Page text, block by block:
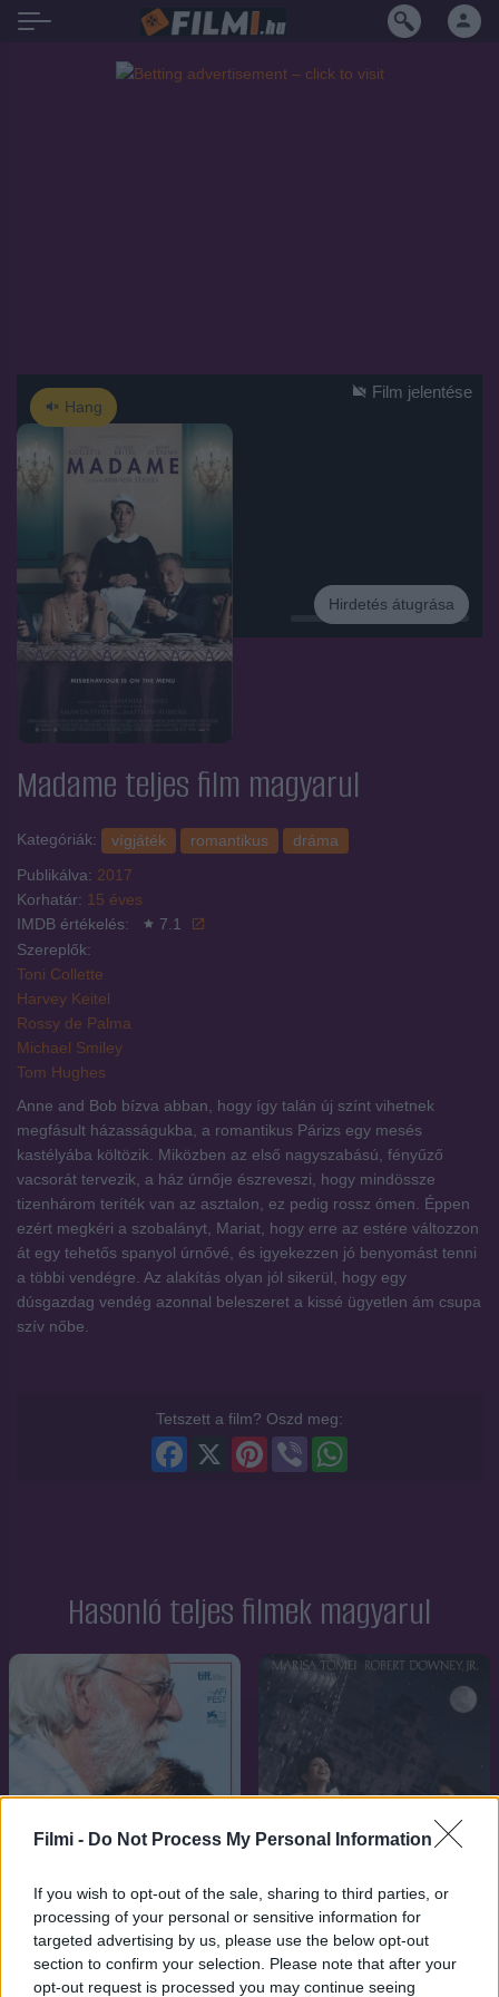
Filmi - Do Not Process My Personal Information
If you wish to opt-out of the sale, sharing to third parties, or
processing of your personal or sensitive information for
targeted advertising by us, please use the below opt-out
section to confirm your selection. Please note that after your
opt-out request is processed you may continue seeing
Hang
Hirdetés
Hirdetés átugrása
Film jelentése
Madame teljes film magyarul
Kategóriák: vígjáték romantikus
dráma
Publikálva: 2017
Korhatár: 15 éves
IMDB értékelés:
7.1
Szereplők:
Toni Collette
Harvey Keitel
Rossy de Palma
Michael Smiley
Tom Hughes
Anne and Bob bízva abban, hogy így talán új színt vihetnek
megfásult házasságukba, a romantikus Párizs egy mesés
kastélyába költözik. Miközben az első nagyszabású, fényűző
vacsorát tervezik, a ház úrnője észreveszi, hogy mindössze
tizenhárom teríték van az asztalon, ez pedig rossz ómen. Éppen
ezért megkéri a szobalányt, Mariat, hogy erre az estére változzon
át egy tehetős spanyol úrnővé, és igyekezzen jó benyomást tenni
a többi vendégre. Az alakítás olyan jól sikerül, hogy egy
dúsgazdag vendég azonnal beleszeret a kissé ügyetlen ám csupa
szív nőbe.
Tetszett a film? Oszd meg:
Viber
Pinterest
Facebook
Hasonló teljes filmek magyarul
2017